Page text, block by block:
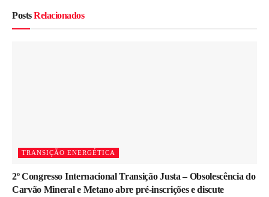
PostsRelacionados
TRANSIÇÃO ENERGÉTICA
2º Congresso Internacional Transição Justa – Obsolescência do
Carvão Mineral e Metano abre pré-inscrições e discute